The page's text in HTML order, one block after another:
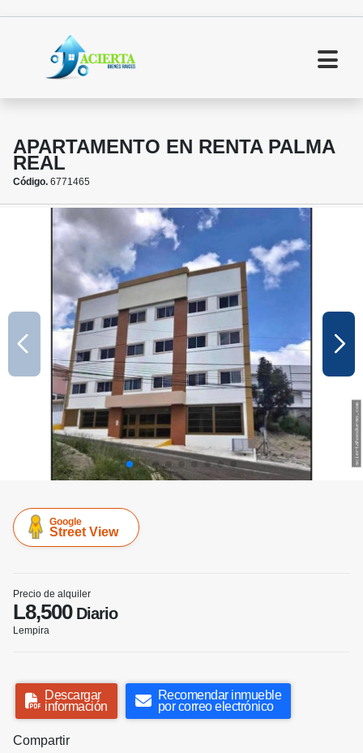
APARTAMENTO EN RENTA PALMA
REAL
Código. 6771465
Google
Street View
Precio de alquiler
L8,500Diario
Lempira
Descargar
información
Recomendar inmueble
por correo electrónico
Compartir